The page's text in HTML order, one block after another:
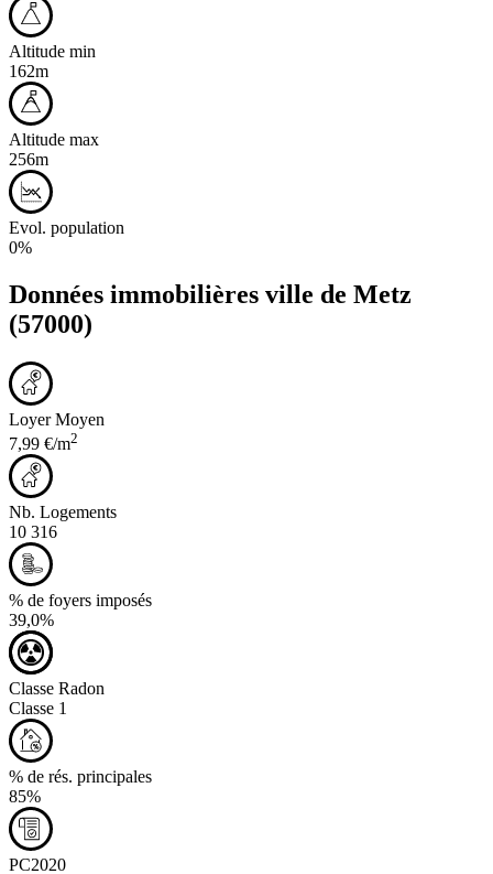
Altitude min
162m
Altitude max
256m
Evol. population
0%
Données immobilières ville de Metz
(57000)
Loyer Moyen
7,99 €/m2
Nb. Logements
10 316
% de foyers imposés
39,0%
Classe Radon
Classe 1
% de rés. principales
85%
PC2020